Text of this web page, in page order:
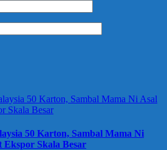
50 Karton, Sambal Mama Ni
Ekspor Skala Besar